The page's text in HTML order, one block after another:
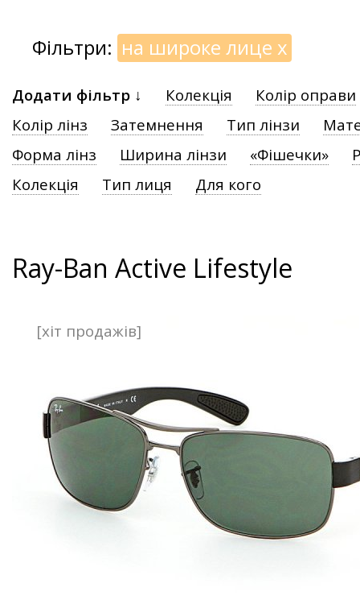
Фільтри: на широке лице x
Додати фільтр ↓ Колекція
Колір оправи
Колір лінз
Затемнення Тип лінзи
Форма лінз
Ширина лінзи «Фішечки»
Колекція
Тип лиця Для кого
Ray-Ban Active Lifestyle
[хіт продажів]